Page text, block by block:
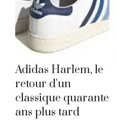
Adidas Harlem, le
retour d'un
classique quarante
ans plus tard